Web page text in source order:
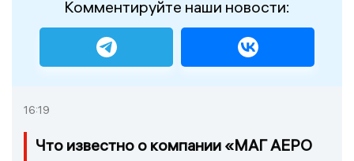
Комментируйте наши новости:
16:19
Что известно о компании «МАГ АЕРО